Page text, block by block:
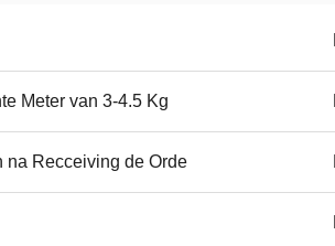
Meter van 3-4.5 Kg
na Recceiving de Orde